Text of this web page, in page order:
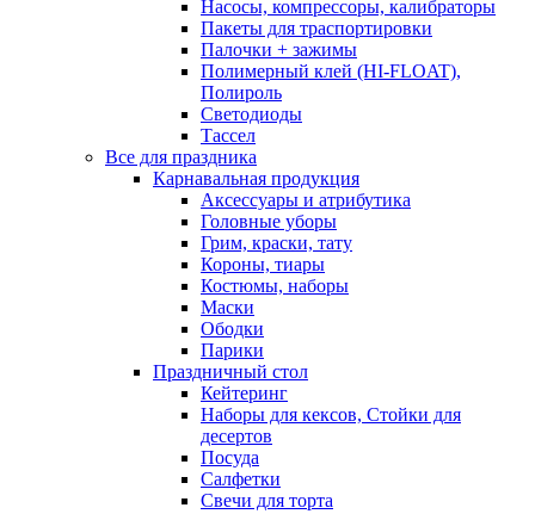
Насосы, компрессоры, калибраторы
Пакеты для траспортировки
Палочки + зажимы
Полимерный клей (HI-FLOAT),
Полироль
Светодиоды
Тассел
Все для праздника
Карнавальная продукция
Аксессуары и атрибутика
Головные уборы
Грим, краски, тату
Короны, тиары
Костюмы, наборы
Маски
Ободки
Парики
Праздничный стол
Кейтеринг
Наборы для кексов, Стойки для
десертов
Посуда
Салфетки
Свечи для торта